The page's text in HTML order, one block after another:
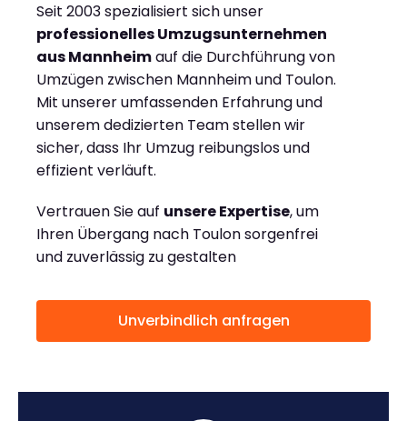
Seit 2003 spezialisiert sich unser
professionelles Umzugsunternehmen
aus Mannheimauf die Durchführung von
Umzügen zwischen Mannheim und Toulon.
Mit unserer umfassenden Erfahrung und
unserem dedizierten Team stellen wir
sicher, dass Ihr Umzug reibungslos und
effizient verläuft.
Vertrauen Sie auf unsere Expertise, um
Ihren Übergang nach Toulon sorgenfrei
und zuverlässig zu gestalten
Unverbindlich anfragen